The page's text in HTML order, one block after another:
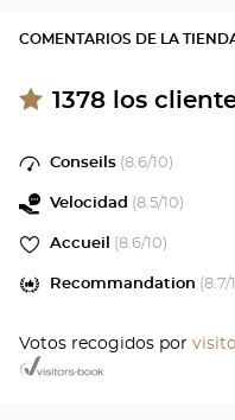
COMENTARIOS DE LA
1378 los
Conseils (8.6/10)
Velocidad (8.5/10)
Accueil (8.6/10)
Recommandation (8.7/
Votos recogidos por